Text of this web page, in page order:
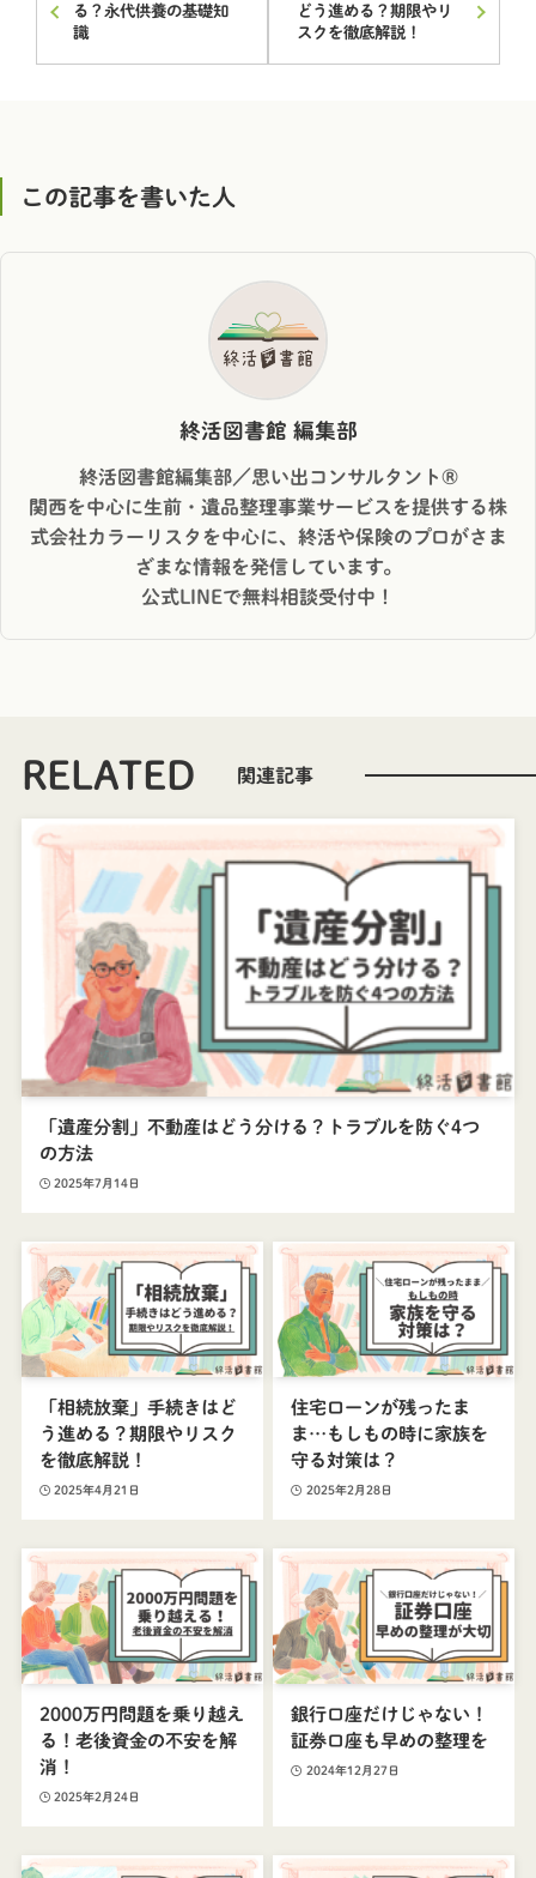
る？永代供養の基礎知
識
どう進める？期限やリ
スクを徹底解説！
この記事を書いた人
終活図書館 編集部
終活図書館編集部／思い出コンサルタント®︎
関西を中心に生前・遺品整理事業サービスを提供する株
式会社カラーリスタを中心に、終活や保険のプロがさま
ざまな情報を発信しています。
公式LINEで無料相談受付中！
RELATED
「遺産分割」不動産はどう分ける？トラブルを防ぐ4つ
の方法
2025年7月14日
「相続放棄」手続きはど
う進める？期限やリスク
を徹底解説！
2025年4月21日
住宅ローンが残ったま
ま…もしもの時に家族を
守る対策は？
2025年2月28日
2000万円問題を乗り越え
る！老後資金の不安を解
消！
2025年2月24日
銀行口座だけじゃない！
証券口座も早めの整理を
2024年12月27日